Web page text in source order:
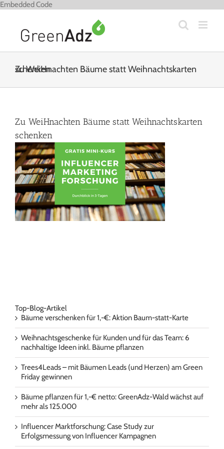
Embedded Code
Zu WeiHnachten Bäume statt Weihnachtskarten schenken
Zu WeiHnachten Bäume statt Weihnachtskarten
schenken
Top-Blog-Artikel
Bäume verschenken für 1,-€: Aktion Baum-statt-Karte
Weihnachtsgeschenke für Kunden und für das Team: 6
nachhaltige Ideen inkl. Bäume pflanzen
Trees4Leads – mit Bäumen Leads (und Herzen) am Green
Friday gewinnen
Bäume pflanzen für 1,-€ netto: GreenAdz-Wald wächst auf
mehr als 125.000
Influencer Marktforschung: Case Study zur
Erfolgsmessung von Influencer Kampagnen